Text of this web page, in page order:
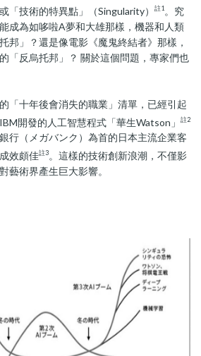
「技術的特異點」（Singularity）註1。究
成為如哆啦A夢和大雄那樣，機器和人類
邦」？還是像電影《魔鬼終結者》那樣，
「反烏托邦」？ 關於這個問題，專家們也
「十年後會消失的職業」清單，已經引起
開發的人工智慧程式「華生Watson」註2
行（メガバンク）為首的日本主流企業客
效頗佳註3。這樣的技術創新浪潮，不僅影
藝術界產生巨大影響。